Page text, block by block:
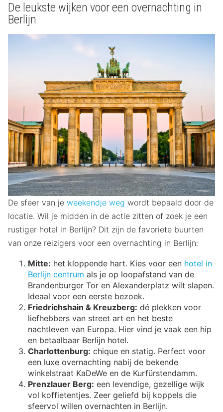
De leukste wijken voor een overnachting in
Berlijn
De sfeer van je weekendje weg wordt bepaald door de
locatie. Wil je midden in de actie zitten of zoek je een
rustiger hotel in Berlijn? Dit zijn de favoriete buurten
van onze reizigers voor een overnachting in Berlijn:
Mitte: het kloppende hart. Kies voor een hotel in
Berlijn centrum als je op loopafstand van de
Brandenburger Tor en Alexanderplatz wilt slapen.
Ideaal voor een eerste bezoek.
Friedrichshain & Kreuzberg: dé plekken voor
liefhebbers van street art en het beste
nachtleven van Europa. Hier vind je vaak een hip
en betaalbaar Berlijn hotel.
Charlottenburg: chique en statig. Perfect voor
een luxe overnachting nabij de bekende
winkelstraat KaDeWe en de Kurfürstendamm.
Prenzlauer Berg: een levendige, gezellige wijk
vol koffietentjes. Zeer geliefd bij koppels die
sfeervol willen overnachten in Berlijn.